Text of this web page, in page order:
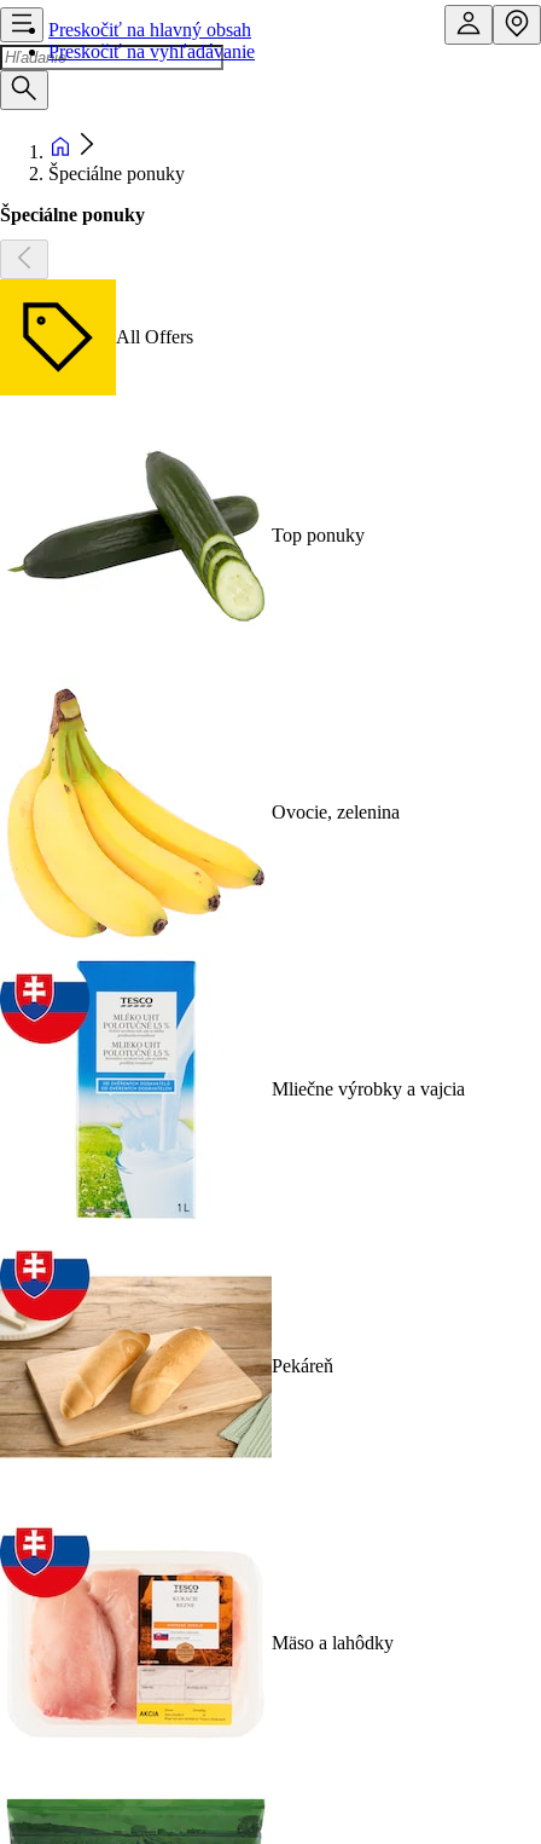
Preskočiť na hlavný obsah
Preskočiť na vyhľadávanie
Špeciálne ponuky
Špeciálne ponuky
All Offers
Top ponuky
Ovocie, zelenina
Mliečne výrobky a vajcia
Pekáreň
Mäso a lahôdky